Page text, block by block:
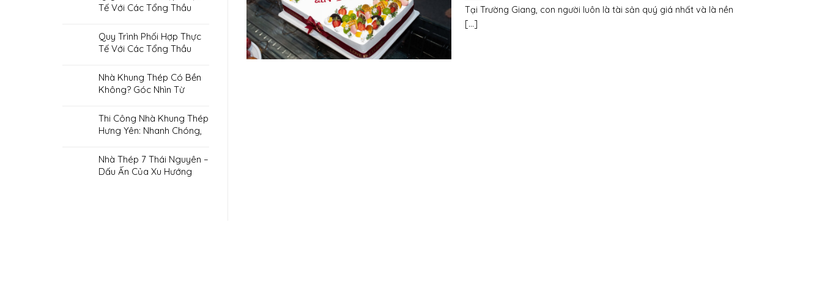
Tế Với Các Tổng Thầu
Quy Trình Phối Hợp Thực
Tế Với Các Tổng Thầu
Nhà Khung Thép Có Bền
Không? Góc Nhìn Từ
Thi Công Nhà Khung Thép
Hưng Yên: Nhanh Chóng,
Nhà Thép 7 Thái Nguyên –
Dấu Ấn Của Xu Hướng
Tại Trường Giang, con người luôn là tài sản quý giá nhất và là nền
[...]